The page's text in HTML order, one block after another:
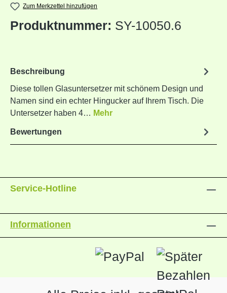
Zum Merkzettel hinzufügen
Produktnummer: SY-10050.6
Beschreibung
Diese tollen Glasuntersetzer mit schönem Design und
Namen sind ein echter Hingucker auf Ihrem Tisch. Die
Untersetzer haben 4… Mehr
Bewertungen
Service-Hotline
Informationen